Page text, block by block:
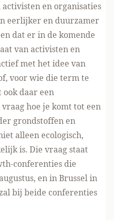
en organisaties
eerlijker en duurzamer
dat er in de komende
van activisten en
met het idee van
voor wie die term te
daar een
hoe je komt tot een
grondstoffen en
alleen ecologisch,
is. Die vraag staat
conferenties die
en inBrusselin
bij beide conferenties